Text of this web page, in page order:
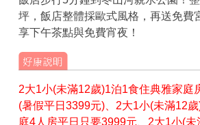
坪，飯店整體採歐式風格，再送免費
享下午茶點與免費宵夜！
2大1小(未滿12歲)1泊1食住典雅家庭
(暑假平日3399元)、2大1小(未滿12
庭4人房平日只要3999元、2大1小(未